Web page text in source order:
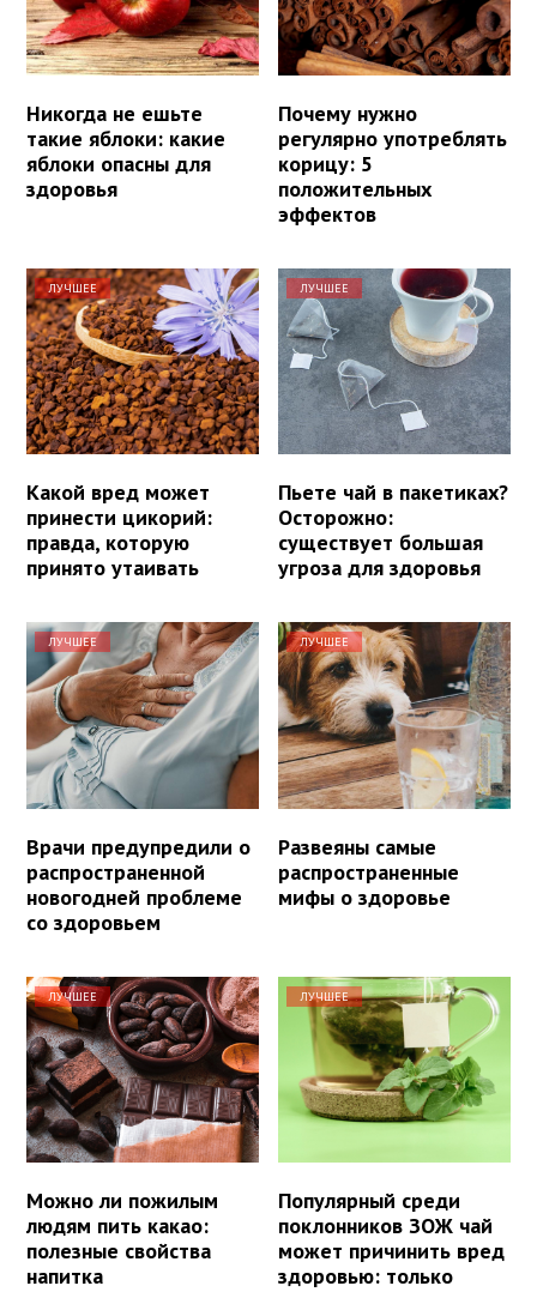
Никогда не ешьте
такие яблоки: какие
яблоки опасны для
здоровья
Почему нужно
регулярно употреблять
корицу: 5
положительных
эффектов
ЛУЧШЕЕ
Какой вред может
принести цикорий:
правда, которую
принято утаивать
ЛУЧШЕЕ
Пьете чай в пакетиках?
Осторожно:
существует большая
угроза для здоровья
ЛУЧШЕЕ
Врачи предупредили о
распространенной
новогодней проблеме
со здоровьем
ЛУЧШЕЕ
Развеяны самые
распространенные
мифы о здоровье
ЛУЧШЕЕ
Можно ли пожилым
людям пить какао:
полезные свойства
напитка
ЛУЧШЕЕ
Популярный среди
поклонников ЗОЖ чай
может причинить вред
здоровью: только